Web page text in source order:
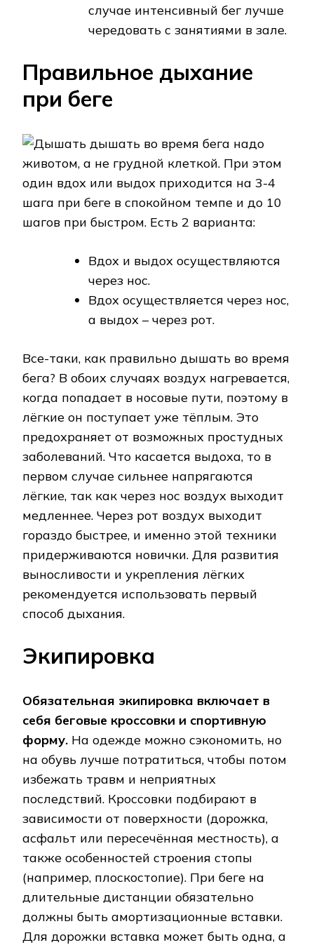
случае интенсивный бег лучше
чередовать с занятиями в зале.
Правильное дыхание
при беге
Дышать дышать во время бега надо
животом, а не грудной клеткой. При этом
один вдох или выдох приходится на 3-4
шага при беге в спокойном темпе и до 10
шагов при быстром. Есть 2 варианта:
Вдох и выдох осуществляются
через нос.
Вдох осуществляется через нос,
а выдох – через рот.
Все-таки, как правильно дышать во время
бега? В обоих случаях воздух нагревается,
когда попадает в носовые пути, поэтому в
лёгкие он поступает уже тёплым. Это
предохраняет от возможных простудных
заболеваний. Что касается выдоха, то в
первом случае сильнее напрягаются
лёгкие, так как через нос воздух выходит
медленнее. Через рот воздух выходит
гораздо быстрее, и именно этой техники
придерживаются новички. Для развития
выносливости и укрепления лёгких
рекомендуется использовать первый
способ дыхания.
Экипировка
Обязательная экипировка включает в
себя беговые кроссовки и спортивную
форму. На одежде можно сэкономить, но
на обувь лучше потратиться, чтобы потом
избежать травм и неприятных
последствий. Кроссовки подбирают в
зависимости от поверхности (дорожка,
асфальт или пересечённая местность), а
также особенностей строения стопы
(например, плоскостопие). При беге на
длительные дистанции обязательно
должны быть амортизационные вставки.
Для дорожки вставка может быть одна, а